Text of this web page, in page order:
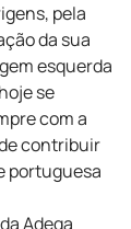
pela
da sua
esquerda
se
com a
contribuir
portuguesa
Adega